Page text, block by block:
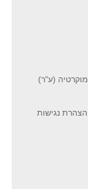
(ע"ר)
הצהרת נגישות